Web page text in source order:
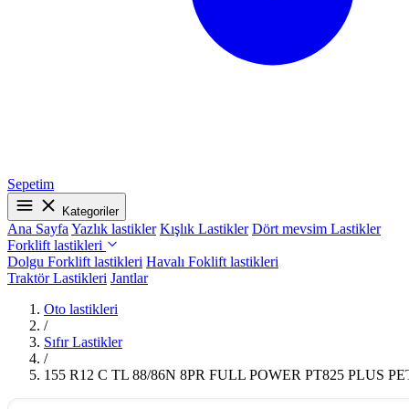
Sepetim
Kategoriler
Ana Sayfa Yazlık lastikler Kışlık Lastikler Dört mevsim Lastikler
Forklift lastikleri
Dolgu Forklift lastikleri Havalı Foklift lastikleri
Traktör Lastikleri Jantlar
Oto lastikleri
/
Sıfır Lastikler
/
155 R12 C TL 88/86N 8PR FULL POWER PT825 PLUS